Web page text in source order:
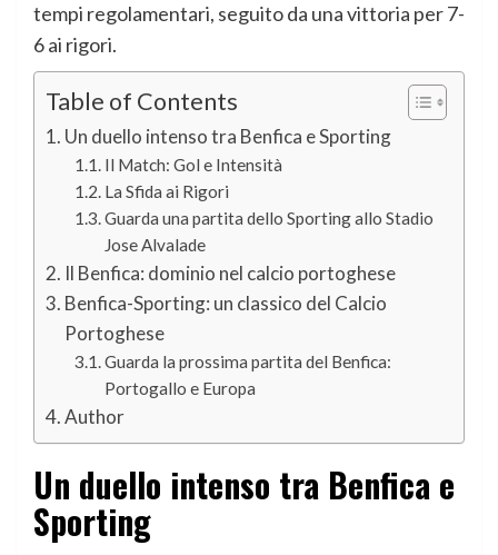
tempi regolamentari, seguito da una vittoria per 7-
6 ai rigori.
Table of Contents
Un duello intenso tra Benfica e Sporting
Il Match: Gol e Intensità
La Sfida ai Rigori
Guarda una partita dello Sporting allo Stadio
Jose Alvalade
Il Benfica: dominio nel calcio portoghese
Benfica-Sporting: un classico del Calcio
Portoghese
Guarda la prossima partita del Benfica:
Portogallo e Europa
Author
Un duello intenso tra Benfica e
Sporting